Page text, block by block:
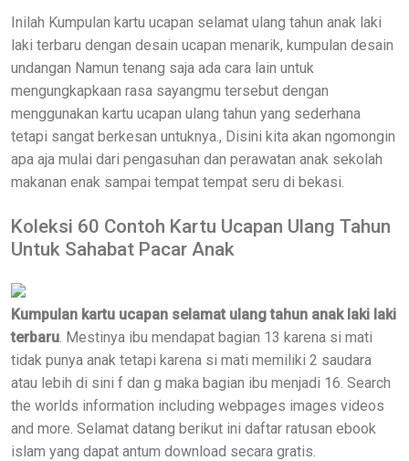
Inilah Kumpulan kartu ucapan selamat ulang tahun anak laki
laki terbaru dengan desain ucapan menarik, kumpulan desain
undangan Namun tenang saja ada cara lain untuk
mengungkapkaan rasa sayangmu tersebut dengan
menggunakan kartu ucapan ulang tahun yang sederhana
tetapi sangat berkesan untuknya., Disini kita akan ngomongin
apa aja mulai dari pengasuhan dan perawatan anak sekolah
makanan enak sampai tempat tempat seru di bekasi.
Koleksi 60 Contoh Kartu Ucapan Ulang Tahun
Untuk Sahabat Pacar Anak
Kumpulan kartu ucapan selamat ulang tahun anak laki laki
terbaru. Mestinya ibu mendapat bagian 13 karena si mati
tidak punya anak tetapi karena si mati memiliki 2 saudara
atau lebih di sini f dan g maka bagian ibu menjadi 16. Search
the worlds information including webpages images videos
and more. Selamat datang berikut ini daftar ratusan ebook
islam yang dapat antum download secara gratis.